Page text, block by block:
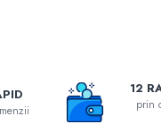
12
prin